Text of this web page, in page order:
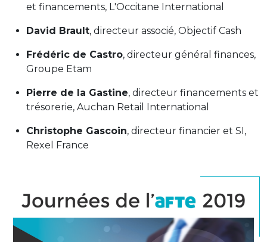
et financements, L'Occitane International
David Brault, directeur associé, Objectif Cash
Frédéric de Castro, directeur général finances,
Groupe Etam
Pierre de la Gastine, directeur financements et
trésorerie, Auchan Retail International
Christophe Gascoin, directeur financier et SI,
Rexel France